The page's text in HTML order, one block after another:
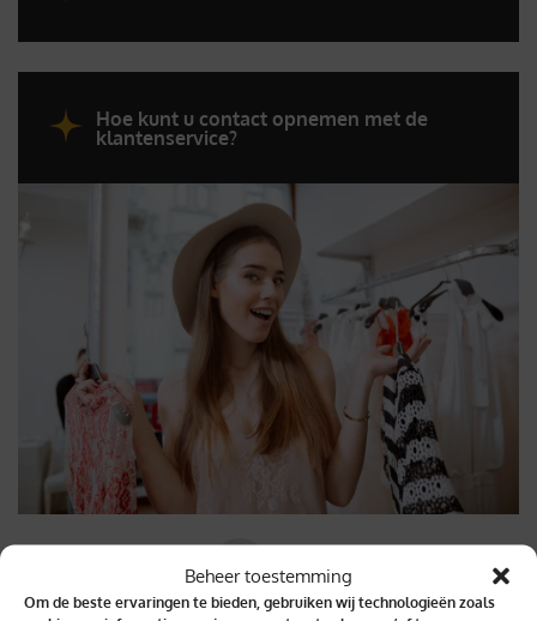
Beheer toestemming
Om de beste ervaringen te bieden, gebruiken wij technologieën zoals
Hoe kunt u contact opnemen met de
klantenservice?